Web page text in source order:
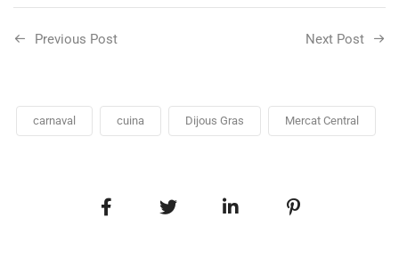
Previous Post Next Post
carnaval cuina Dijous Gras Mercat Central